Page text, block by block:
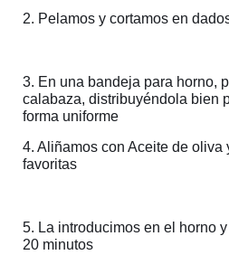
2. Pelamos y cortamos en
3. En una bandeja para horno,
calabaza, distribuyéndola bien
forma uniforme
4. Aliñamos con Aceite de oliva
favoritas
5. La introducimos en el horno
20 minutos